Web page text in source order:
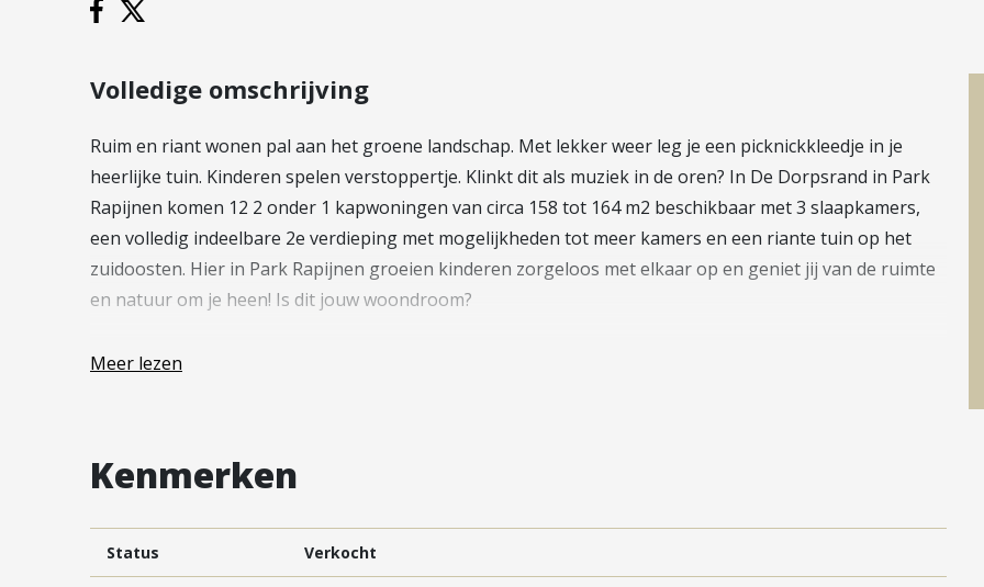
Vestiging Vleuten-De Meern en
Leidsche Rijn
Vestiging Utrecht
Vestiging Vianen
Vestiging Maarssen
Volledige omschrijving
Ruim en riant wonen pal aan het groene landschap. Met lekker weer leg je een picknickkleedje in je
heerlijke tuin. Kinderen spelen verstoppertje. Klinkt dit als muziek in de oren? In De Dorpsrand in Park
Rapijnen komen 12 2 onder 1 kapwoningen van circa 158 tot 164 m2 beschikbaar met 3 slaapkamers,
een volledig indeelbare 2e verdieping met mogelijkheden tot meer kamers en een riante tuin op het
zuidoosten. Hier in Park Rapijnen groeien kinderen zorgeloos met elkaar op en geniet jij van de ruimte
en natuur om je heen! Is dit jouw woondroom?
Landelijke architectuur; veel ruimte en raampartijen
leefruimte is lekker ruim met de keuken aan de voor- of achterzijde. Er zijn volop mogelijkheden om de
Meer lezen
Kenmerken
Status Verkocht